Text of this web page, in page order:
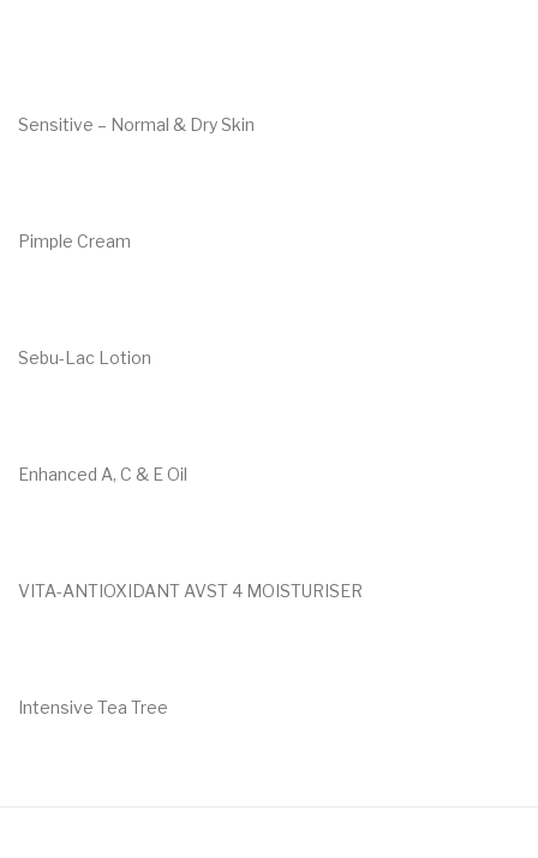
Sensitive – Normal & Dry Skin
Pimple Cream
Sebu-Lac Lotion
Enhanced A, C & E Oil
VITA-ANTIOXIDANT AVST 4 MOISTURISER
Intensive Tea Tree